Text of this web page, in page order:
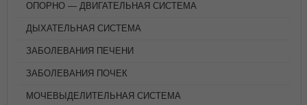
ОПОРНО — ДВИГАТЕЛЬНАЯ СИСТЕМА
ДЫХАТЕЛЬНАЯ СИСТЕМА
ЗАБОЛЕВАНИЯ ПЕЧЕНИ
ЗАБОЛЕВАНИЯ ПОЧЕК
МОЧЕВЫДЕЛИТЕЛЬНАЯ СИСТЕМА